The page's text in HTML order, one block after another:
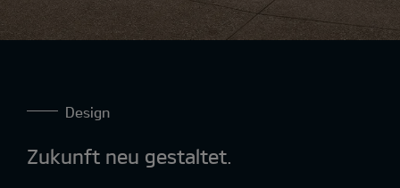
Design
Zukunft neu gestaltet.